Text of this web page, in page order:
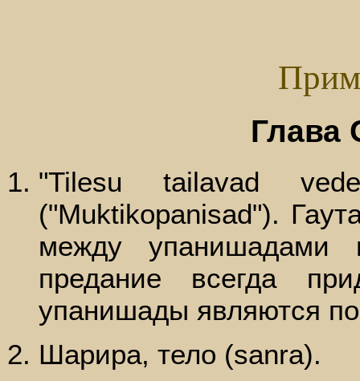
Глава
"Tilesu tailavad
("Muktikopanisad").
между
предание всегда
упанишады являются
Шарира, тело (sanra).